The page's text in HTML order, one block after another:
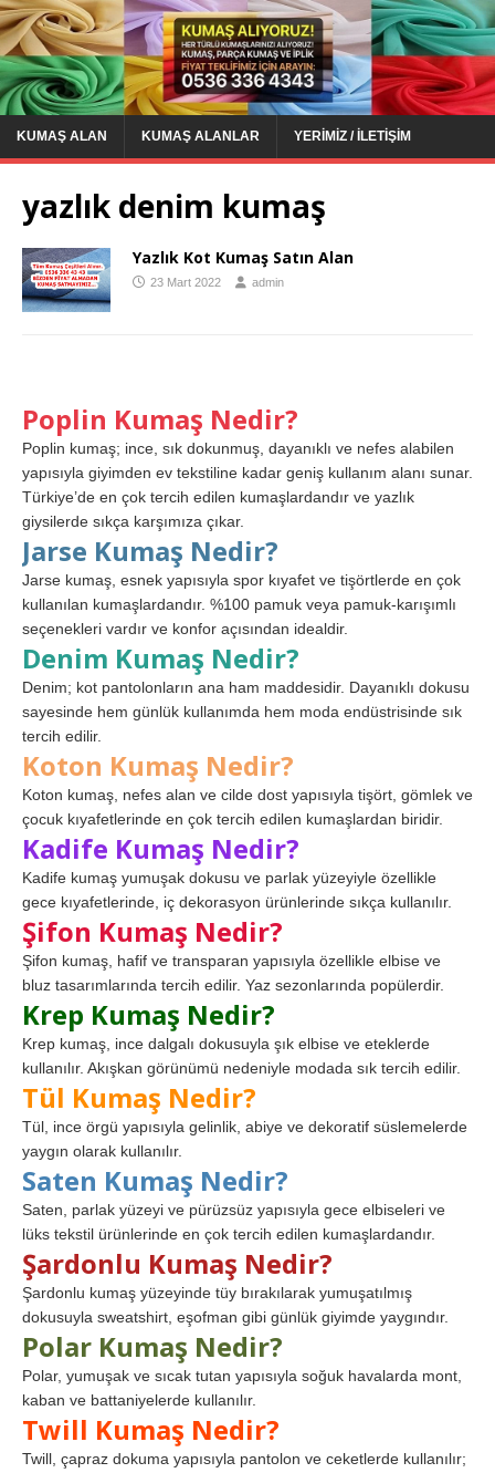
KUMAŞ ALAN KUMAŞ ALANLAR YERIMIZ / İLETIŞIM
yazlık denim kumaş
Yazlık Kot Kumaş Satın Alan
23 Mart 2022 admin
Poplin Kumaş Nedir?
Poplin kumaş; ince, sık dokunmuş, dayanıklı ve nefes alabilen
yapısıyla giyimden ev tekstiline kadar geniş kullanım alanı sunar.
Türkiye’de en çok tercih edilen kumaşlardandır ve yazlık
giysilerde sıkça karşımıza çıkar.
Jarse Kumaş Nedir?
Jarse kumaş, esnek yapısıyla spor kıyafet ve tişörtlerde en çok
kullanılan kumaşlardandır. %100 pamuk veya pamuk-karışımlı
seçenekleri vardır ve konfor açısından idealdir.
Denim Kumaş Nedir?
Denim; kot pantolonların ana ham maddesidir. Dayanıklı dokusu
sayesinde hem günlük kullanımda hem moda endüstrisinde sık
tercih edilir.
Koton Kumaş Nedir?
Koton kumaş, nefes alan ve cilde dost yapısıyla tişört, gömlek ve
çocuk kıyafetlerinde en çok tercih edilen kumaşlardan biridir.
Kadife Kumaş Nedir?
Kadife kumaş yumuşak dokusu ve parlak yüzeyiyle özellikle
gece kıyafetlerinde, iç dekorasyon ürünlerinde sıkça kullanılır.
Şifon Kumaş Nedir?
Şifon kumaş, hafif ve transparan yapısıyla özellikle elbise ve
bluz tasarımlarında tercih edilir. Yaz sezonlarında popülerdir.
Krep Kumaş Nedir?
Krep kumaş, ince dalgalı dokusuyla şık elbise ve eteklerde
kullanılır. Akışkan görünümü nedeniyle modada sık tercih edilir.
Tül Kumaş Nedir?
Tül, ince örgü yapısıyla gelinlik, abiye ve dekoratif süslemelerde
yaygın olarak kullanılır.
Saten Kumaş Nedir?
Saten, parlak yüzeyi ve pürüzsüz yapısıyla gece elbiseleri ve
lüks tekstil ürünlerinde en çok tercih edilen kumaşlardandır.
Şardonlu Kumaş Nedir?
Şardonlu kumaş yüzeyinde tüy bırakılarak yumuşatılmış
dokusuyla sweatshirt, eşofman gibi günlük giyimde yaygındır.
Polar Kumaş Nedir?
Polar, yumuşak ve sıcak tutan yapısıyla soğuk havalarda mont,
kaban ve battaniyelerde kullanılır.
Twill Kumaş Nedir?
Twill, çapraz dokuma yapısıyla pantolon ve ceketlerde kullanılır;